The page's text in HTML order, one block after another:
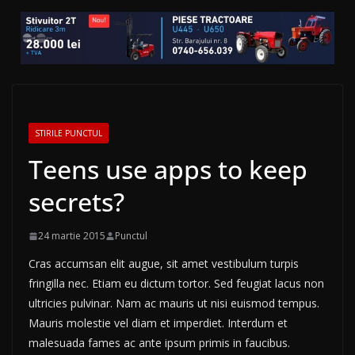
STIRILE PUNCTUL
Teens use apps to keep
secrets?
24 martie 2015 Punctul
Cras accumsan elit augue, sit amet vestibulum turpis
fringilla nec. Etiam eu dictum tortor. Sed feugiat lacus non
ultricies pulvinar. Nam ac mauris ut nisi euismod tempus.
Mauris molestie vel diam et imperdiet. Interdum et
malesuada fames ac ante ipsum primis in faucibus.